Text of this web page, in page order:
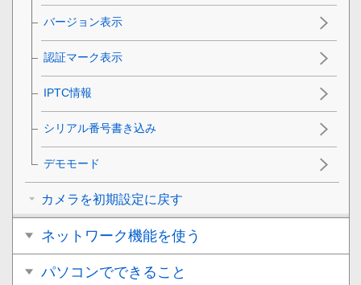
バージョン表示
認証マーク表示
IPTC情報
シリアル番号書き込み
デモモード
カメラを初期設定に戻す
ネットワーク機能を使う
パソコンでできること